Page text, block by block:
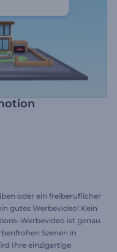
oder ein freiberuflicher
gutes Werbevideo! Kein
Werbevideo ist genau
Szenen in
Ihre einzigartige